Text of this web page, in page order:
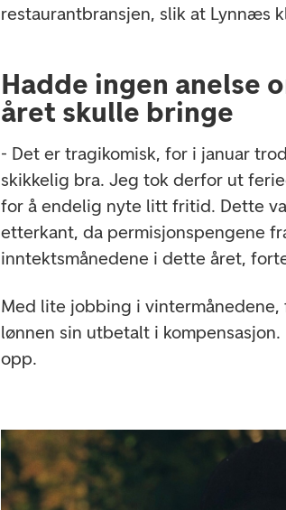
restaurantbransjen, slik at Lynnæs
Hadde ingen anelse
året skulle bringe
- Det er tragikomisk, for i januar
skikkelig bra. Jeg tok derfor ut
for å endelig nyte litt fritid. Dette
etterkant, da permisjonspengene
inntektsmånedene i dette året,
Med lite jobbing i
lønnen sin utbetalt i
opp.